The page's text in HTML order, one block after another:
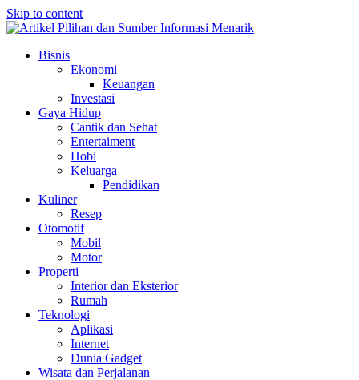
Skip to content
Bisnis
Ekonomi
Keuangan
Investasi
Gaya Hidup
Cantik dan Sehat
Entertaiment
Hobi
Keluarga
Pendidikan
Kuliner
Resep
Otomotif
Mobil
Motor
Properti
Interior dan Eksterior
Rumah
Teknologi
Aplikasi
Internet
Dunia Gadget
Wisata dan Perjalanan